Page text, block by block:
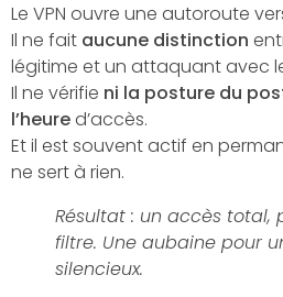
Le VPN ouvre une autoroute
Il ne fait aucune distinction
légitime et un attaquant avec
Il ne vérifie ni la posture du
l’heured’accès.
Et il est souvent actif en
ne sert à rien.
Résultat : un accès total,
filtre. Une aubaine pour
silencieux.